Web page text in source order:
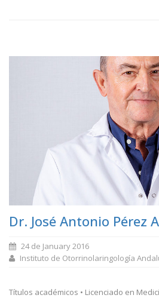
Dr. José Antonio Pérez
24 de January 2016
Instituto de Otorrinolaringología
Títulos académicos • Licenciado en